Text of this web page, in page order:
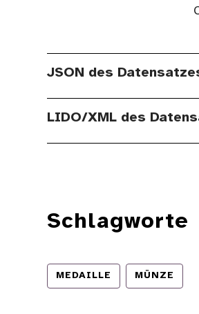
JSON des
LIDO/XML des
Schlagworte
MEDAILLE MÜNZE